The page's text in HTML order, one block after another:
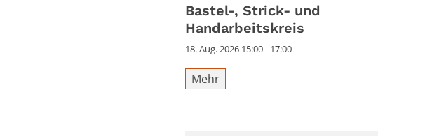
Datum: 18. August 2026
Bastel-, Strick- und
Handarbeitskreis
18. Aug. 2026 15:00 - 17:00
Mehr